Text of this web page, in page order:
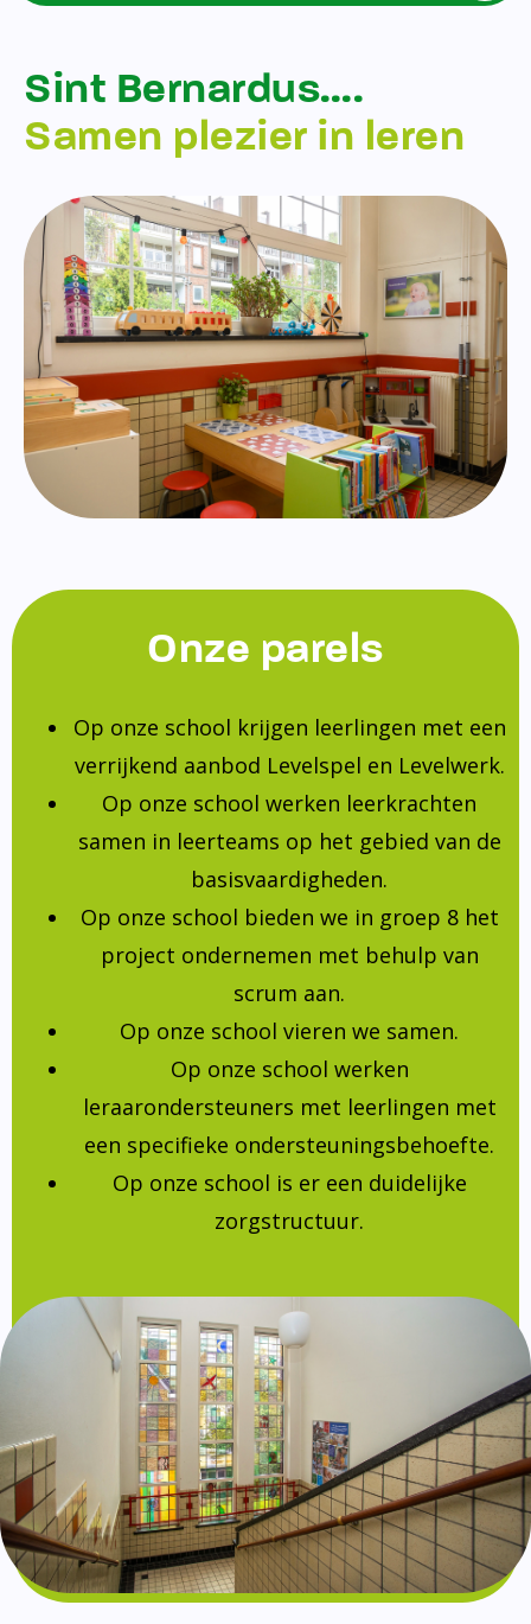
Sint Bernardus….
Samen plezier in leren
Onze parels
Op onze school krijgen leerlingen met een
verrijkend aanbod Levelspel en Levelwerk.
Op onze school werken leerkrachten
samen in leerteams op het gebied van de
basisvaardigheden.
Op onze school bieden we in groep 8 het
project ondernemen met behulp van
scrum aan.
Op onze school vieren we samen.
Op onze school werken
leraarondersteuners met leerlingen met
een specifieke ondersteuningsbehoefte.
Op onze school is er een duidelijke
zorgstructuur.